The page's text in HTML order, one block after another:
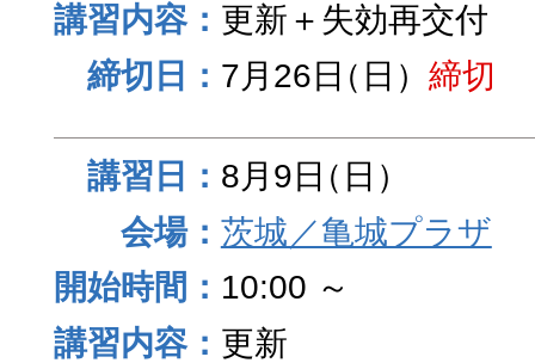
更新＋失効再交付
7月26日（日） 締切
8月9日（日）
茨城／亀城プラザ
10:00 ～
更新